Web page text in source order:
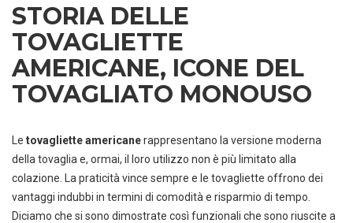
STORIA DELLE
TOVAGLIETTE
AMERICANE, ICONE DEL
TOVAGLIATO MONOUSO
Le tovagliette americanerappresentano la versione moderna
della tovaglia e, ormai, il loro utilizzo non è più limitato alla
colazione. La praticità vince sempre e le tovagliette offrono dei
vantaggi indubbi in termini di comodità e risparmio di tempo.
Diciamo che si sono dimostrate così funzionali che sono riuscite a